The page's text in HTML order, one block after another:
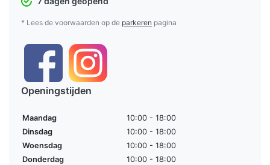
* Lees de voorwaarden op de parkeren pagina
Openingstijden
Maandag
10:00 - 18:00
Dinsdag
10:00 - 18:00
Woensdag
10:00 - 18:00
Donderdag
10:00 - 18:00